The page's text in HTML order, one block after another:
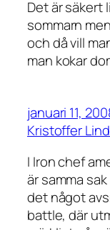
Det är säkert
sommarn
och då vill
man kokar
januari 11,
Kristoffer
I Iron chef
är samma
det något
battle, där